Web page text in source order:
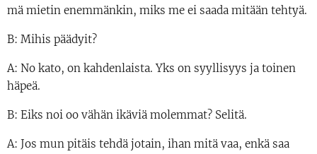
mä mietin enemmänkin, miks me ei saada mitään tehtyä.
B: Mihis päädyit?
A: No kato, on kahdenlaista. Yks on syyllisyys ja toinen
häpeä.
B: Eiks noi oo vähän ikäviä molemmat? Selitä.
A: Jos mun pitäis tehdä jotain, ihan mitä vaa, enkä saa